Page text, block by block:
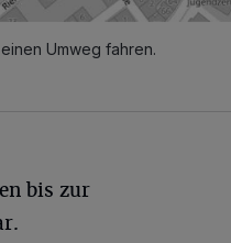
Umweg fahren.
bis zur